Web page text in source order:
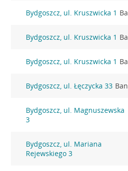
Bydgoszcz, ul. Kruszwicka 1
Bydgoszcz, ul. Kruszwicka 1
Bydgoszcz, ul. Kruszwicka 1
Bydgoszcz, ul. Łęczycka 33
Bydgoszcz, ul. Magnuszewska
3
Bydgoszcz, ul. Mariana
Rejewskiego 3